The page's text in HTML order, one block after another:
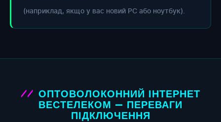
(наприклад, якщо у вас новий РС або ноутбук).
ОПТОВОЛОКОННИЙ ІНТЕРНЕТ
ВЕСТЕЛЕКОМ — ПЕРЕВАГИ
ПІДКЛЮЧЕННЯ